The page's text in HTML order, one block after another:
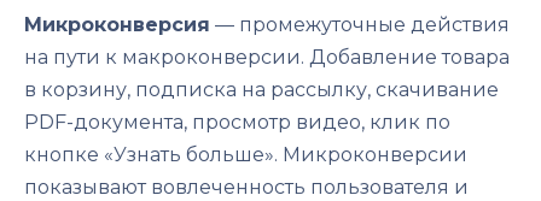
Микроконверсия — промежуточные действия
на пути к макроконверсии. Добавление товара
в корзину, подписка на рассылку, скачивание
PDF-документа, просмотр видео, клик по
кнопке «Узнать больше». Микроконверсии
показывают вовлеченность пользователя и